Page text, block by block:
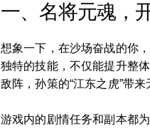
一、名将元魂，
想象一下，在沙场奋战的你
独特的技能，不仅能提升整
敌阵，孙策的“江东之虎”带来
游戏内的剧情任务和副本都